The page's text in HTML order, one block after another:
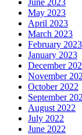
June 2023
May 2023
April 2023
March 2023
February 2023
January 2023
December
November
October 2022
September
August 2022
July 2022
June 2022